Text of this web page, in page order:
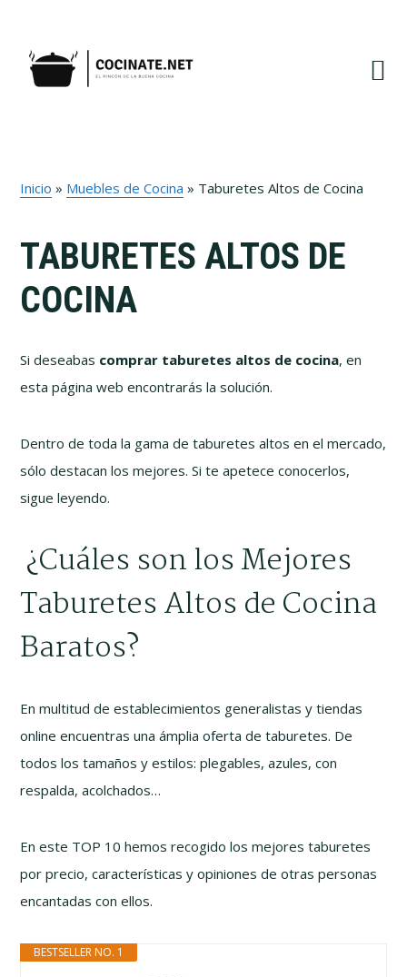
navegación
principal
contenido
principal
barra
Inicio » Muebles de Cocina » Taburetes Altos de Cocina
TABURETES ALTOS DE
COCINA
Si deseabas comprar taburetes altos de cocina, en
esta página web encontrarás la solución.
Dentro de toda la gama de taburetes altos en el mercado,
sólo destacan los mejores. Si te apetece conocerlos,
sigue leyendo.
¿Cuáles son los Mejores
Taburetes Altos de Cocina
Baratos?
En multitud de establecimientos generalistas y tiendas
online encuentras una ámplia oferta de taburetes. De
todos los tamaños y estilos: plegables, azules, con
respalda, acolchados…
En este TOP 10 hemos recogido los mejores taburetes
por precio, características y opiniones de otras personas
encantadas con ellos.
BESTSELLER NO. 1